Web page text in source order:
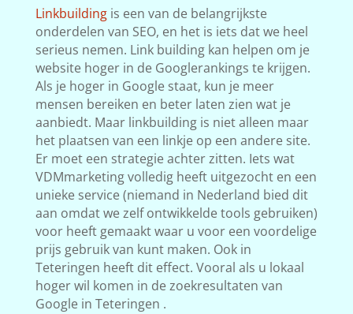
Linkbuildingis een van de belangrijkste
onderdelen van SEO, en het is iets dat we heel
serieus nemen. Link building kan helpen om je
website hoger in de Googlerankings te krijgen.
Als je hoger in Google staat, kun je meer
mensen bereiken en beter laten zien wat je
aanbiedt. Maar linkbuilding is niet alleen maar
het plaatsen van een linkje op een andere site.
Er moet een strategie achter zitten. Iets wat
VDMmarketing volledig heeft uitgezocht en een
unieke service (niemand in Nederland bied dit
aan omdat we zelf ontwikkelde tools gebruiken)
voor heeft gemaakt waar u voor een voordelige
prijs gebruik van kunt maken. Ook in
Teteringen heeft dit effect. Vooral als u lokaal
hoger wil komen in de zoekresultaten van
Google in Teteringen .